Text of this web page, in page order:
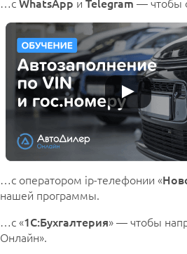
…с WhatsApp и Telegram — чтобы
…с оператором ip-телефонии «
нашей программы.
…с «1С:Бухгалтерия» — чтобы
Онлайн».